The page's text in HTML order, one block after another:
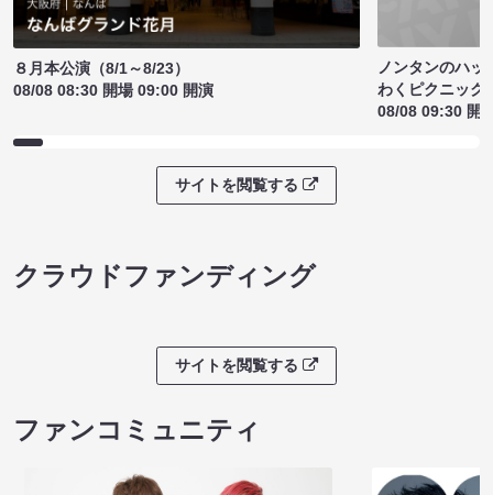
８月本公演（8/1～8/23）
08/08 08:30 開場 09:00 開演
ノンタンのハッ
わくピクニック
08/08 09:30 開
サイトを閲覧する
クラウドファンディング
サイトを閲覧する
ファンコミュニティ